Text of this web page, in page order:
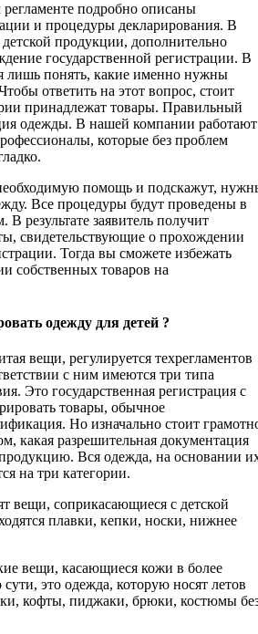
подробно описаны
и процедуры декларирования. В
продукции, дополнительно
государственной регистрации. В
лишь понять, какие именно нужны
ответить на этот вопрос, стоит
принадлежат товары. Правильный
одежды. В нашей компании работают
которые без проблем
помощь и подскажут,
Все процедуры будут проведены в
В результате заявитель получит
свидетельствующие о прохождении
Тогда вы сможете избежать
собственных товаров на
одежду для детей ?
вещи, регулируется техрегламентов
с ним имеются три типа
Это государственная регистрация с
товары, обычное
Но изначально стоит
какая разрешительная документация
Вся одежда, на основании
на три категории.
вещи, соприкасающиеся с детской
плавки, кепки, носки, нижнее
вещи, касающиеся кожи в более
это одежда, которую носят летов
кофты, пиджаки, брюки, костюмы